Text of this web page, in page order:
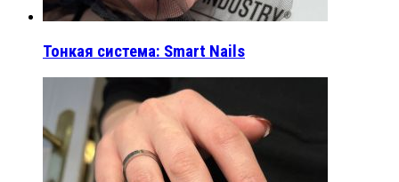
Тонкая система: Smart Nails